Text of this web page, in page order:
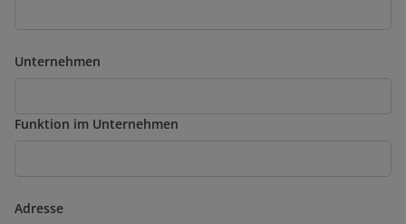
Unternehmen
Funktion im Unternehmen
Adresse